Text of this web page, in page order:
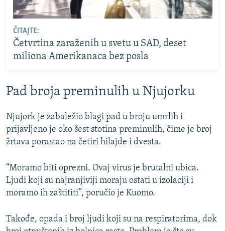
ČITAJTE:
Četvrtina zaraženih u svetu u SAD, deset
miliona Amerikanaca bez posla
Pad broja preminulih u Njujorku
Njujork je zabaležio blagi pad u broju umrlih i
prijavljeno je oko šest stotina preminulih, čime je broj
žrtava porastao na četiri hilajde i dvesta.
“Moramo biti oprezni. Ovaj virus je brutalni ubica.
Ljudi koji su najranjiviji moraju ostati u izolaciji i
moramo ih zaštititi”, poručio je Kuomo.
Takođe, opada i broj ljudi koji su na respiratorima, dok